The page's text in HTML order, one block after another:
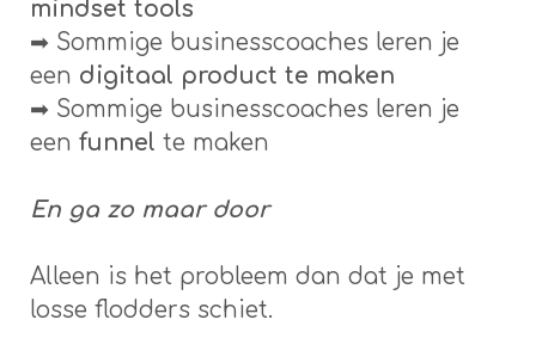
mindset tools
➡ Sommige businesscoaches leren je
een digitaal product te maken
➡ Sommige businesscoaches leren je
een funnel te maken
En ga zo maar door
Alleen is het probleem dan dat je met
losse flodders schiet.